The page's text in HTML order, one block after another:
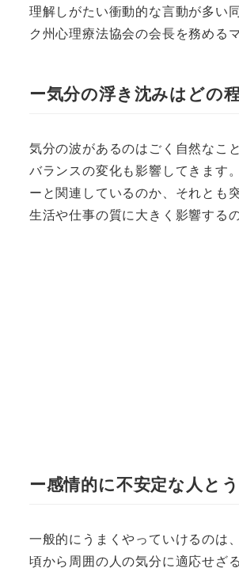
理解しがたい衝動的な言動が多い
ク州心理療法協会の会長を務める
ー気分の浮き沈みはどの
気分の波があるのはごく自然なこ
バランスの変化も影響してきます
ーと関連しているのか、それとも
生活や仕事の質に大きく影響する
ー感情的に不安定な人と
一般的にうまくやっていけるのは
頃から周囲の人の気分に適応せざ